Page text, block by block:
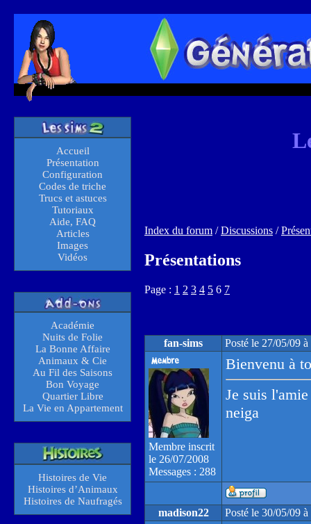
Accueil
Présentation
Configuration
Codes de triche
Trucs et astuces
Tutoriaux
Aide, FAQ
Articles
Images
Vidéos
Académie
Nuits de Folie
La Bonne Affaire
Animaux & Cie
Au Fil des Saisons
Bon Voyage
Quartier Libre
La Vie en Appartement
Histoires de Vie
Histoires d’Animaux
Histoires de Naufragés
Index du forum /Discussions /
Présentations
Page : 1 2 3 4 5 6 7
fan-sims Posté le 27/05/09
Membre inscrit
le 26/07/2008
Messages : 288
Bienvenu à
Je suis
neiga
madison22 Posté le 30/05/09